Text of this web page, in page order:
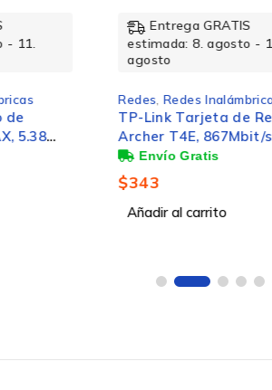
- 11.
de
5.38
5GHz
Entrega GRATIS
estimada: 8. agosto -
agosto
Redes ,Redes
TP-Link Tarjeta de
Archer T4E, 867Mbit/
Express, 2 Antenas,
$343
Añadir al carrito